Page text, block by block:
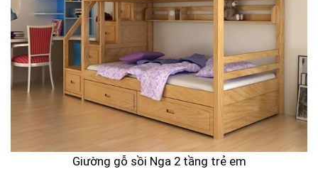
Giường gỗ sồi Nga 2 tầng trẻ em